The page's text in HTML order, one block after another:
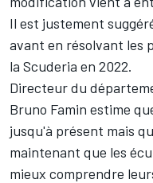
Il est justement
avant en résolvant les
la Scuderia en 2022.
Directeur du
Bruno Famin estime
jusqu'à présent mais
maintenant que les
mieux comprendre